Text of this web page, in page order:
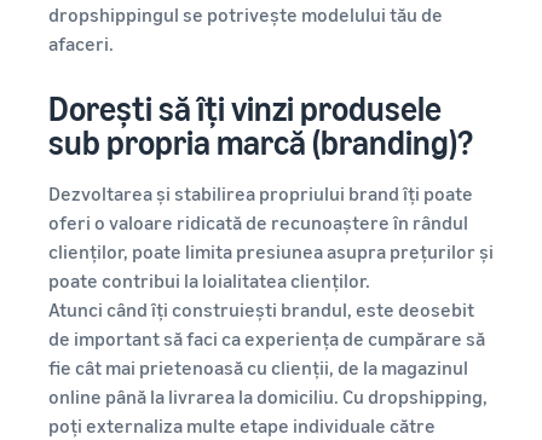
dropshippingul se potrivește modelului tău de
afaceri.
Dorești să îți vinzi produsele
sub propria marcă (branding)?
Dezvoltarea și stabilirea propriului brand îți poate
oferi o valoare ridicată de recunoaștere în rândul
clienților, poate limita presiunea asupra prețurilor și
poate contribui la loialitatea clienților.
Atunci când îți construiești brandul, este deosebit
de important să faci ca experiența de cumpărare să
fie cât mai prietenoasă cu clienții, de la magazinul
online până la livrarea la domiciliu. Cu dropshipping,
poți externaliza multe etape individuale către